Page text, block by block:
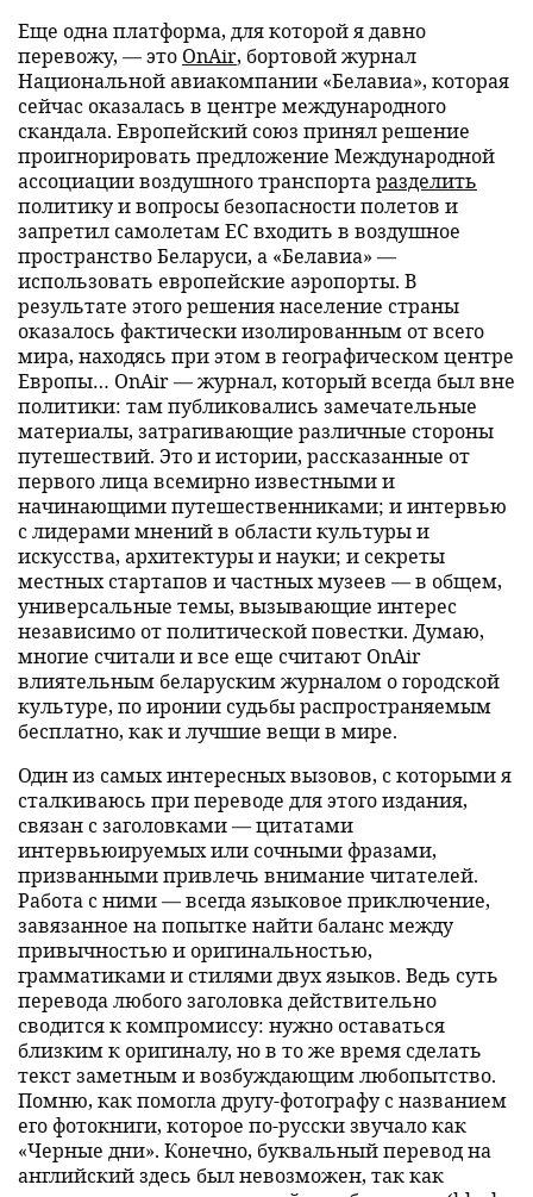
Еще одна платформа, для которой я давно
перевожу, — это OnAir, бортовой журнал
Национальной авиакомпании «Белавиа», которая
сейчас оказалась в центре международного
скандала. Европейский союз принял решение
проигнорировать предложение Международной
ассоциации воздушного транспорта разделить
политику и вопросы безопасности полетов и
запретил самолетам ЕС входить в воздушное
пространство Беларуси, а «Белавиа» —
использовать европейские аэропорты. В
результате этого решения население страны
оказалось фактически изолированным от всего
мира, находясь при этом в географическом центре
Европы… OnAir — журнал, который всегда был вне
политики: там публиковались замечательные
материалы, затрагивающие различные стороны
путешествий. Это и истории, рассказанные от
первого лица всемирно известными и
начинающими путешественниками; и интервью
с лидерами мнений в области культуры и
искусства, архитектуры и науки; и секреты
местных стартапов и частных музеев — в общем,
универсальные темы, вызывающие интерес
независимо от политической повестки. Думаю,
многие считали и все еще считают OnAir
влиятельным беларуским журналом о городской
культуре, по иронии судьбы распространяемым
бесплатно, как и лучшие вещи в мире.
Один из самых интересных вызовов, с которыми я
сталкиваюсь при переводе для этого издания,
связан с заголовками — цитатами
интервьюируемых или сочными фразами,
призванными привлечь внимание читателей.
Работа с ними — всегда языковое приключение,
завязанное на попытке найти баланс между
привычностью и оригинальностью,
грамматиками и стилями двух языков. Ведь суть
перевода любого заголовка действительно
сводится к компромиссу: нужно оставаться
близким к оригиналу, но в то же время сделать
текст заметным и возбуждающим любопытство.
Помню, как помогла другу-фотографу с названием
его фотокниги, которое по-русски звучало как
«Черные дни». Конечно, буквальный перевод на
английский здесь был невозможен, так как